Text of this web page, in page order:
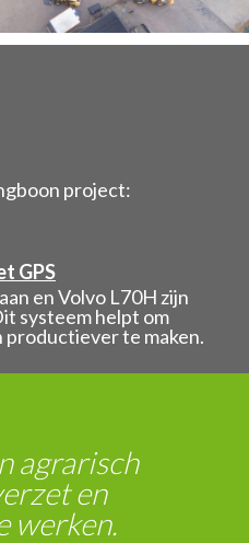
project:
GPS
en Volvo L70H zijn
systeem helpt om
productiever te maken.
agrarisch
en
werken.